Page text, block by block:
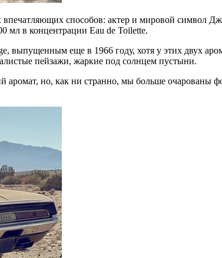
способов: актер и мировой символ
мл в концентрации Eau de Toilette.
выпущенным еще в 1966 году, хотя у этих двух
пейзажи, жаркие под солнцем пустыни.
но, как ни странно, мы больше очарованы